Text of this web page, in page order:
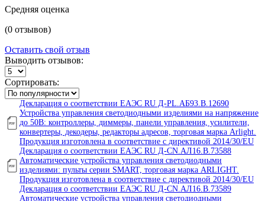
Средняя оценка
(0 отзывов)
Оставить свой отзыв
Выводить отзывов:
Сортировать:
Декларация о соответствии ЕАЭС RU Д-PL.АБ93.В.12690
Устройства управления светодиодными изделиями на напряжение
до 50В: контроллеры, диммеры, панели управления, усилители,
конвертеры, декодеры, редакторы адресов, торговая марка Arlight.
Продукция изготовлена в соответствие с директивой 2014/30/EU
Декларация о соответствии ЕАЭС RU Д-СN.AЛ16.В.73588
Автоматические устройства управления светодиодными
изделиями: пульты серии SMART, торговая марка ARLIGHT.
Продукция изготовлена в соответствие с директивой 2014/30/EU
Декларация о соответствии ЕАЭС RU Д-СN.AЛ16.В.73589
Автоматические устройства управления светодиодными